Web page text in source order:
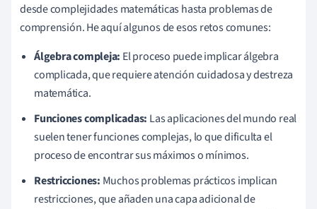
desde complejidades matemáticas hasta problemas de
comprensión. He aquí algunos de esos retos comunes:
Álgebra compleja: El proceso puede implicar álgebra
complicada, que requiere atención cuidadosa y destreza
matemática.
Funciones complicadas: Las aplicaciones del mundo real
suelen tener funciones complejas, lo que dificulta el
proceso de encontrar sus máximos o mínimos.
Restricciones: Muchos problemas prácticos implican
restricciones, que añaden una capa adicional de